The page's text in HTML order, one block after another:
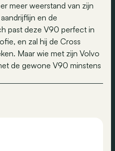
meer weerstand van zijn
en de
past deze V90 perfect in
en zal hij de Cross
Maar wie met zijn Volvo
de gewone V90 minstens